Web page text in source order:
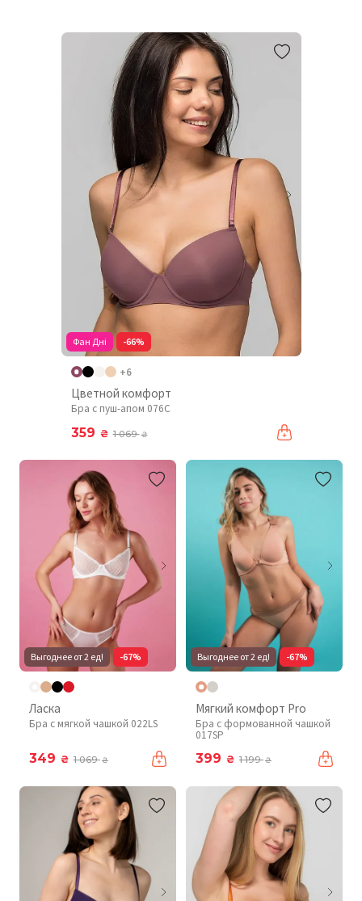
Фан Дні -66%
+6
Цветной комфорт
Бра с пуш-апом 076C
359 ₴ 1 069₴
Выгоднее от 2 ед! -67%
Ласка
Бра с мягкой чашкой 022LS
349 ₴ 1 069₴
Выгоднее от 2 ед! -67%
Мягкий комфорт Pro
Бра с формованной чашкой
017SP
399 ₴ 1 199₴